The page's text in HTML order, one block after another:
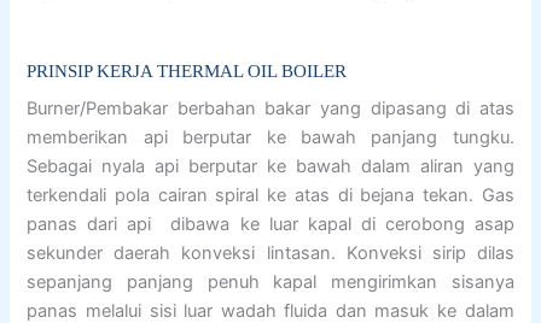
PRINSIP KERJA THERMAL OIL BOILER
Burner/Pembakar berbahan bakar yang dipasang di atas
memberikan api berputar ke bawah panjang tungku.
Sebagai nyala api berputar ke bawah dalam aliran yang
terkendali pola cairan spiral ke atas di bejana tekan. Gas
panas dari api dibawa ke luar kapal di cerobong asap
sekunder daerah konveksi lintasan. Konveksi sirip dilas
sepanjang panjang penuh kapal mengirimkan sisanya
panas melalui sisi luar wadah fluida dan masuk ke dalam